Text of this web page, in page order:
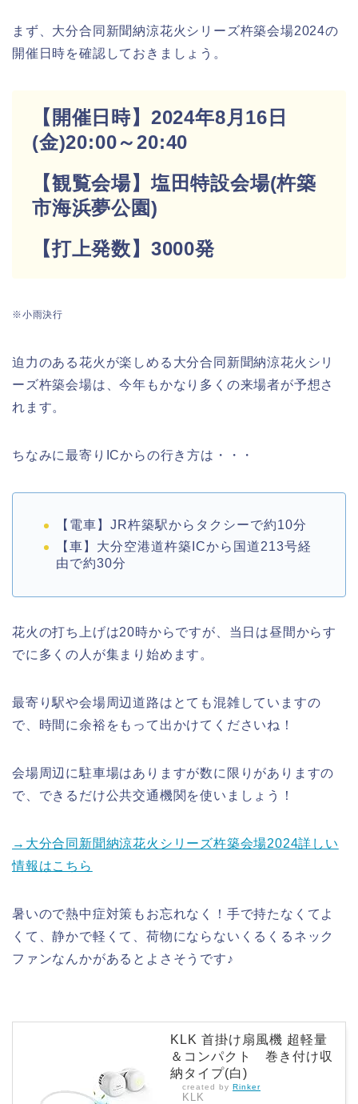
まず、大分合同新聞納涼花火シリーズ杵築会場2024の
開催日時を確認しておきましょう。
【開催日時】2024年8月16日
(金)20:00～20:40
【観覧会場】塩田特設会場(杵築
市海浜夢公園)
【打上発数】3000発
※小雨決行
迫力のある花火が楽しめる大分合同新聞納涼花火シリ
ーズ杵築会場は、今年もかなり多くの来場者が予想さ
れます。
ちなみに最寄りICからの行き方は・・・
【電車】JR杵築駅からタクシーで約10分
【車】大分空港道杵築ICから国道213号経
由で約30分
花火の打ち上げは20時からですが、当日は昼間からす
でに多くの人が集まり始めます。
最寄り駅や会場周辺道路はとても混雑していますの
で、時間に余裕をもって出かけてくださいね！
会場周辺に駐車場はありますが数に限りがありますの
で、できるだけ公共交通機関を使いましょう！
→大分合同新聞納涼花火シリーズ杵築会場2024詳しい
情報はこちら
暑いので熱中症対策もお忘れなく！手で持たなくてよ
くて、静かで軽くて、荷物にならないくるくるネック
ファンなんかがあるとよさそうです♪
KLK 首掛け扇風機 超軽量
＆コンパクト 巻き付け収
納タイプ(白)
created by Rinker
KLK